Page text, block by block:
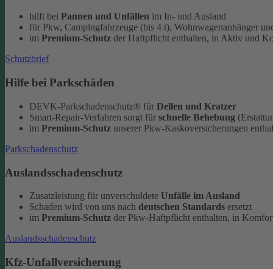
hilft bei Pannen und Unfällen im In- und Ausland
für Pkw, Campingfahrzeuge (bis 4 t), Wohnwagenanhänger
im Premium-Schutz der Haftpflicht enthalten, in Aktiv und
Schutzbrief
Hilfe bei Parkschäden
DEVK-Parkschadenschutz® für Dellen und Kratzer
Smart-Repair-Verfahren sorgt für schnelle Behebung
im Premium-Schutz unserer Pkw-Kaskoversicherungen
Parkschadenschutz
Auslandsschadenschutz
Zusatzleistung für unverschuldete Unfälle im Ausland
Schaden wird von uns nach deutschen Standards ersetzt
im Premium-Schutz der Pkw-Haftpflicht enthalten, in
Auslandsschadenschutz
Kfz-Unfallversicherung